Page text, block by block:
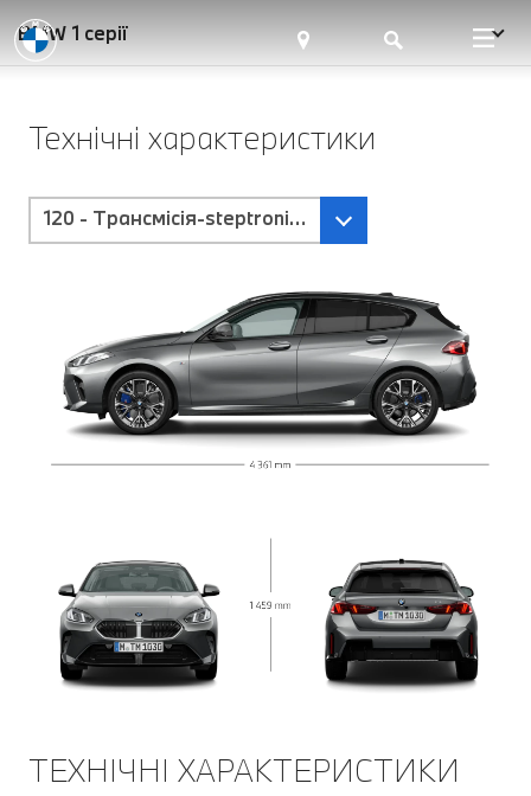
BMW 1 серії
Технічні характеристики
120 - Tрансмісія-steptronic-з-подвійним-
ТЕХНІЧНІ ХАРАКТЕРИСТИКИ